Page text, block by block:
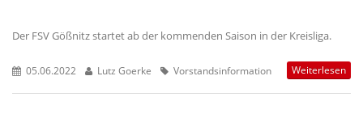
Der FSV Gößnitz startet ab der kommenden Saison in der Kreisliga.
05.06.2022 Lutz Goerke Vorstandsinformation Weiterlesen